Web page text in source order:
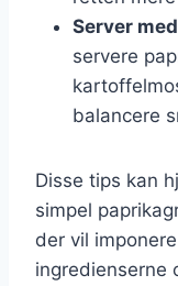
Server
servere
balancere
Disse tips kan
simpel
der vil
ingredienserne